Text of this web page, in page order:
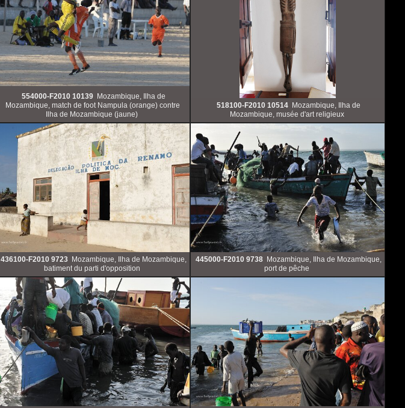
554000-F2010 10139 Mozambique, Ilha de
Mozambique, match de foot Nampula (orange) contre
Ilha de Mozambique (jaune)
518100-F2010 10514 Mozambique, Ilha de
Mozambique, musée d'art religieux
436100-F2010 9723 Mozambique, Ilha de Mozambique,
batiment du parti d'opposition
445000-F2010 9738 Mozambique, Ilha de Mozambique,
port de pêche